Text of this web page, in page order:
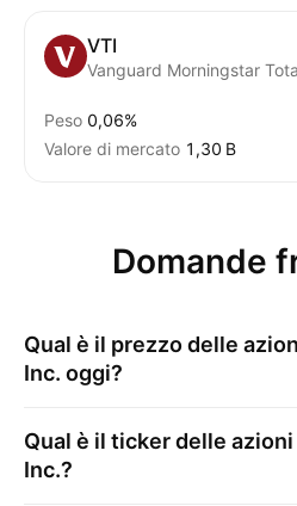
VTI
Peso 0,06%
Valore di mercato ‪1,30 B‬
Domande
Qual è il prezzo delle
Inc. oggi?
Qual è il ticker delle azioni
Inc.?